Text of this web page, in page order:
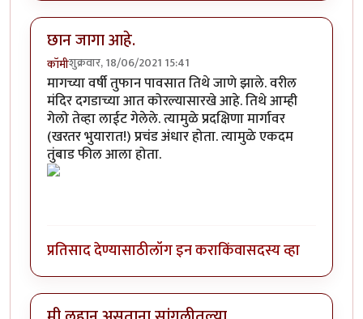
छान जागा आहे.
कॉमीशुक्रवार, 18/06/2021 15:41
मागच्या वर्षी तुफान पावसात तिथे जाणे झाले. वरील
मंदिर दगडाच्या आत कोरल्यासारखे आहे. तिथे आम्ही
गेलो तेव्हा लाईट गेलेले. त्यामुळे प्रदक्षिणा मार्गावर
(खरतर भुयारात!) प्रचंड अंधार होता. त्यामुळे एकदम
तुंबाड फील आला होता.
प्रतिसाद देण्यासाठीलॉग इन कराकिंवासदस्य व्हा